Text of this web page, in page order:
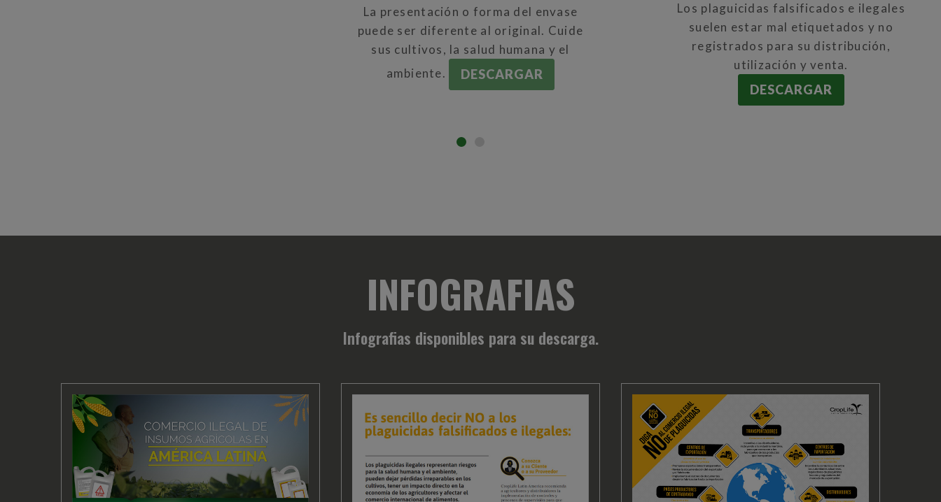
La presentación o forma del envase
puede ser diferente al original. Cuide
sus cultivos, la salud humana y el
ambiente.
DESCARGAR
Los plaguicidas falsificados e ilegales
suelen estar mal etiquetados y no
registrados para su distribución,
utilización y venta.
DESCARGAR
INFOGRAFIAS
Infografias disponibles para su descarga.